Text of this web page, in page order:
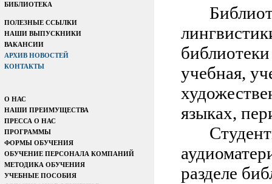
БИБЛИОТЕКА
ПОЛЕЗНЫЕ ССЫЛКИ
НАШИ ВЫПУСКНИКИ
ВАКАНСИИ
АРХИВ НОВОСТЕЙ
КОНТАКТЫ
О НАС
НАШИ ПРЕИМУЩЕСТВА
ПРЕССА О НАС
ПРОГРАММЫ
ФОРМЫ ОБУЧЕНИЯ
ОБУЧЕНИЕ ПЕРСОНАЛА КОМПАНИЙ
МЕТОДИКА ОБУЧЕНИЯ
УЧЕБНЫЕ ПОСОБИЯ
учебная,
языках,
разделе